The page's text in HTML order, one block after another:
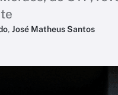
, José Matheus Santos